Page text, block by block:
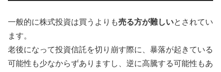
一般的に株式投資は買うよりも売る方が難しいとされてい
ます。
老後になって投資信託を切り崩す際に、暴落が起きている
可能性も少なからずありますし、逆に高騰する可能性もあ